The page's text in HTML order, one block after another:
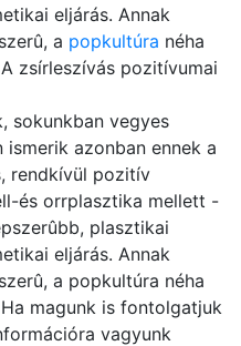
eljárás. Annak
a popkultúra néha
zsírleszívás pozitívumai
sokunkban vegyes
ismerik azonban ennek a
rendkívül pozitív
és orrplasztika mellett -
plasztikai
eljárás. Annak
a popkultúra néha
magunk is fontolgatjuk
vagyunk